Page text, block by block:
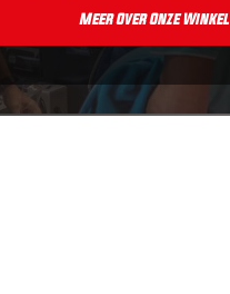
Meer Over Onze Winkel